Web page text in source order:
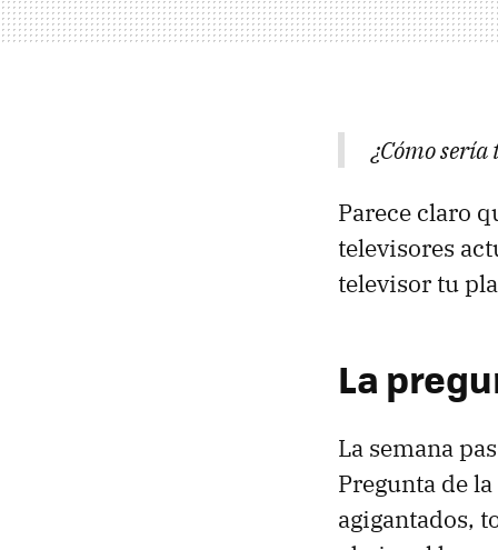
¿Cómo
Parece claro
televisores
televisor tu
La
La semana
Pregunta de
agigantados,